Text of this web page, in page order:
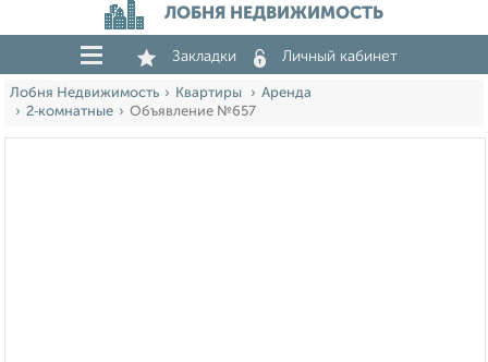
ЛОБНЯ НЕДВИЖИМОСТЬ
Закладки Личный кабинет
Лобня Недвижимость Квартиры
Аренда
2‑комнатные
Объявление №657